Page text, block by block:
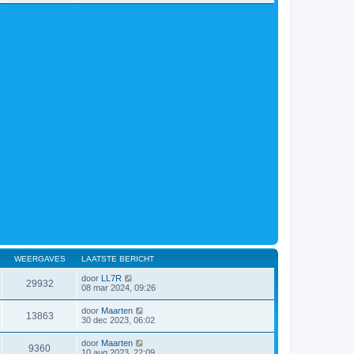
WEERGAVES LAATSTE BERICHT
29932 door LL7R
08 mar 2024, 09:26
13863 door Maarten
30 dec 2023, 06:02
9360 door Maarten